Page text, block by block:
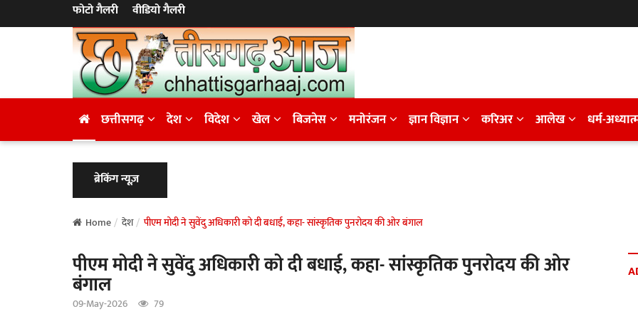
फोटो गैलरी वीडियो गैलरी
छत्तीसगढ़ देश विदेश खेल बिजनेस मनोरंजन ज्ञान विज्ञान करिअर आलेख धर्म-
ब्रेकिंग न्यूज़
Home देश पीएम मोदी ने सुवेंदु अधिकारी को दी बधाई, कहा- सांस्कृतिक पुनरोदय की ओर बंगाल
पीएम मोदी ने सुवेंदु अधिकारी को दी बधाई, कहा- सांस्कृतिक पुनरोदय की ओर
बंगाल
09-May-2026 79